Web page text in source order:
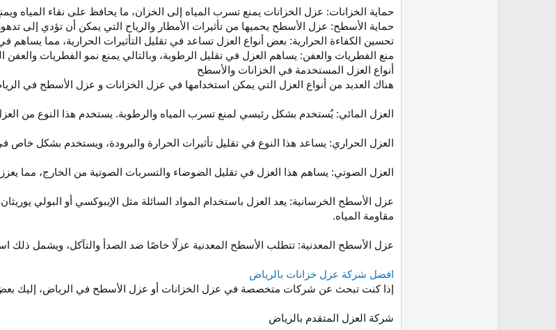
حماية الخزانات: عزل الخزانات يمنع تسرب المياه إلى الخزان، ما يحافظ على نقاء المياه
حماية الأسطح: عزل الأسطح يحميها من تأثيرات الأمطار والرياح التي يمكن أن تؤدي إلى تدهور
تحسين الكفاءة الحرارية: بعض أنواع العزل تساعد في تقليل التأثيرات الحرارية، مما يساهم
منع الفطريات والعفن: يساهم العزل في تقليل الرطوبة، وبالتالي يمنع نمو الفطريات
أنواع العزل المستخدمة في الخزانات والأسطح
هناك العديد من أنواع العزل التي يمكن استخدامها في عزل الخزانات و عزل الأسطح في
العزل المائي: يُستخدم بشكل رئيسي لمنع تسرب المياه والرطوبة. يستخدم هذا النوع من
العزل الحراري: يساعد هذا النوع في تقليل تأثيرات الحرارة والبرودة، ويستخدم بشكل
العزل الصوتي: يساهم هذا العزل في تقليل الضوضاء والتسربات الصوتية من الخارج، مما
عزل الأسطح الخرسانية: يعد العزل باستخدام المواد السائلة مثل الإيبوكسي أو البولي
مقاومة المياه.
عزل الأسطح المعدنية: تتطلب الأسطح المعدنية عزلًا خاصًا ضد الصدأ والتآكل، ويشمل ذلك
افضل شركة عزل خزانات بالرياض
إذا كنت تبحث عن شركات متخصصة في عزل الخزانات أو عزل الأسطح في الرياض، إليك بعض
شركة العزل المتقدم بالرياض